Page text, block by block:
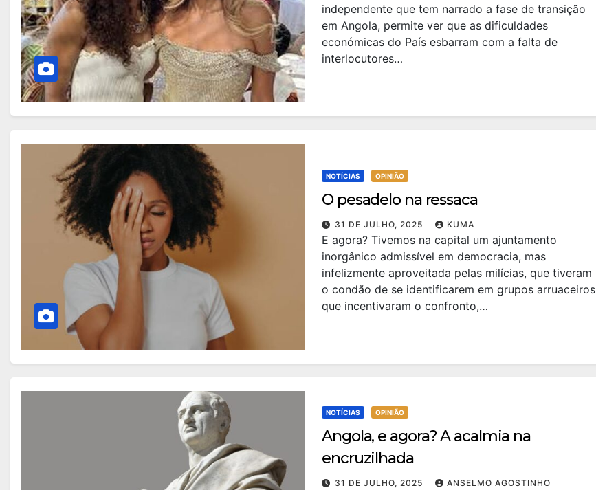
independente que tem narrado a fase de transição
em Angola, permite ver que as dificuldades
económicas do País esbarram com a falta de
interlocutores…
NOTÍCIAS OPINIÃO
O pesadelo na ressaca
31 DE JULHO, 2025 KUMA
E agora? Tivemos na capital um ajuntamento
inorgânico admissível em democracia, mas
infelizmente aproveitada pelas milícias, que tiveram
o condão de se identificarem em grupos arruaceiros
que incentivaram o confronto,…
NOTÍCIAS OPINIÃO
Angola, e agora? A acalmia na
encruzilhada
31 DE JULHO, 2025 ANSELMO AGOSTINHO